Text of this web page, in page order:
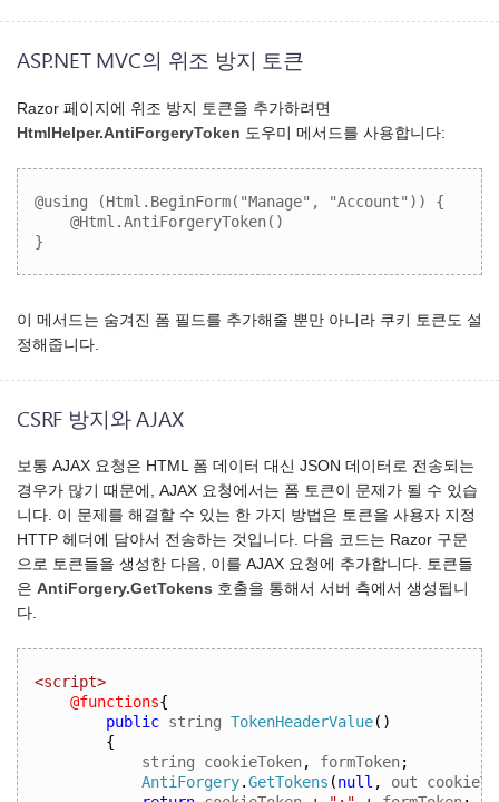
ASP.NET MVC의 위조 방지 토큰
Razor 페이지에 위조 방지 토큰을 추가하려면
HtmlHelper.AntiForgeryToken 도우미 메서드를 사용합니다:
@using (Html.BeginForm("Manage", "Account")) {
    @Html.AntiForgeryToken()
}
이 메서드는 숨겨진 폼 필드를 추가해줄 뿐만 아니라 쿠키 토큰도 설
정해줍니다.
CSRF 방지와 AJAX
보통 AJAX 요청은 HTML 폼 데이터 대신 JSON 데이터로 전송되는
경우가 많기 때문에, AJAX 요청에서는 폼 토큰이 문제가 될 수 있습
니다. 이 문제를 해결할 수 있는 한 가지 방법은 토큰을 사용자 지정
HTTP 헤더에 담아서 전송하는 것입니다. 다음 코드는 Razor 구문
으로 토큰들을 생성한 다음, 이를 AJAX 요청에 추가합니다. 토큰들
은 AntiForgery.GetTokens 호출을 통해서 서버 측에서 생성됩니
다.
<script>
@functions{
public string TokenHeaderValue()
{
string cookieToken, formToken;
AntiForgery.GetTokens (null ,
out